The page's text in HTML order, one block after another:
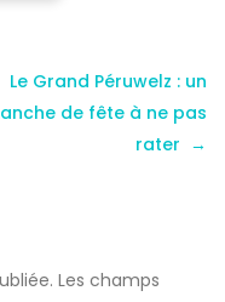
Le Grand Péruwelz : un
de fête à ne pas
rater
Les champs